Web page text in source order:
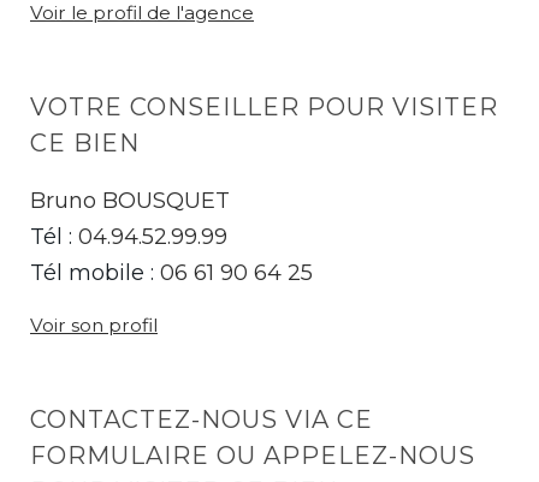
Voir le profil de l'agence
VOTRE CONSEILLER POUR VISITER
CE BIEN
Bruno BOUSQUET
Tél : 04.94.52.99.99
Tél mobile : 06 61 90 64 25
Voir son profil
CONTACTEZ-NOUS VIA CE
FORMULAIRE OU APPELEZ-NOUS